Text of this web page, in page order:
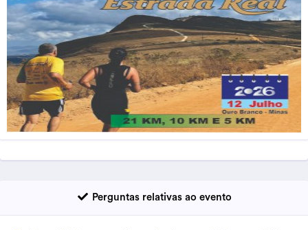
Perguntas relativas ao evento